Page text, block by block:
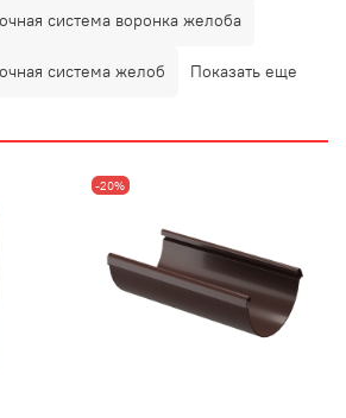
система воронка желоба
система желоб Показать еще
-20%